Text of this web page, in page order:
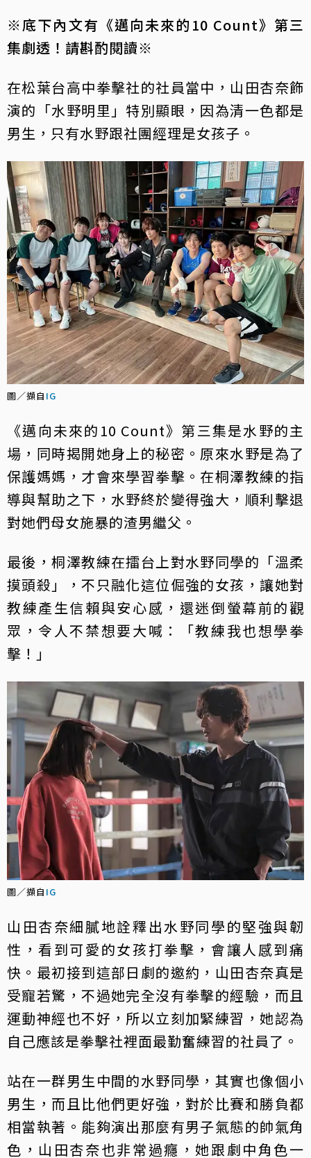
※底下內文有《邁向未來的10 Count》第三
集劇透！請斟酌閱讀※
在松葉台高中拳擊社的社員當中，山田杏奈飾
演的「水野明里」特別顯眼，因為清一色都是
男生，只有水野跟社團經理是女孩子。
圖／擷自 IG
《邁向未來的10 Count》第三集是水野的主
場，同時揭開她身上的秘密。原來水野是為了
保護媽媽，才會來學習拳擊。在桐澤教練的指
導與幫助之下，水野終於變得強大，順利擊退
對她們母女施暴的渣男繼父。
最後，桐澤教練在擂台上對水野同學的「溫柔
摸頭殺」，不只融化這位倔強的女孩，讓她對
教練產生信賴與安心感，還迷倒螢幕前的觀
眾，令人不禁想要大喊：「教練我也想學拳
擊！」
圖／擷自 IG
山田杏奈細膩地詮釋出水野同學的堅強與韌
性，看到可愛的女孩打拳擊，會讓人感到痛
快。最初接到這部日劇的邀約，山田杏奈真是
受寵若驚，不過她完全沒有拳擊的經驗，而且
運動神經也不好，所以立刻加緊練習，她認為
自己應該是拳擊社裡面最勤奮練習的社員了。
站在一群男生中間的水野同學，其實也像個小
男生，而且比他們更好強，對於比賽和勝負都
相當執著。能夠演出那麼有男子氣態的帥氣角
色，山田杏奈也非常過癮，她跟劇中角色一